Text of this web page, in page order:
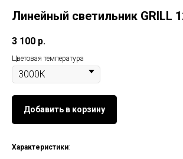
Линейный светильник GRILL
3 100 р.
Цветовая температура
Добавить в корзину
Характеристики: